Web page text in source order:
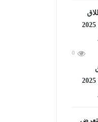
0
معارض أهلًا مدارس 2025